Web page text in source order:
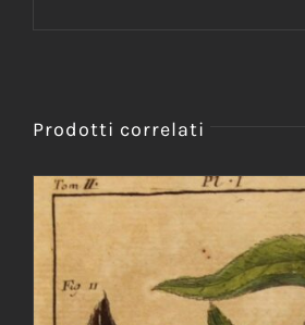
Prodotti correlati